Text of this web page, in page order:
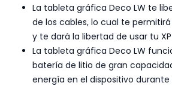
La tableta gráfica Deco LW te
de los cables, lo cual te
y te dará la libertad de usar tu
La tableta gráfica Deco LW
batería de litio de gran
energía en el dispositivo